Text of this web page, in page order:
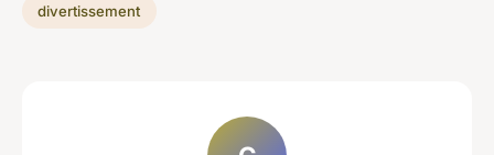
divertissement